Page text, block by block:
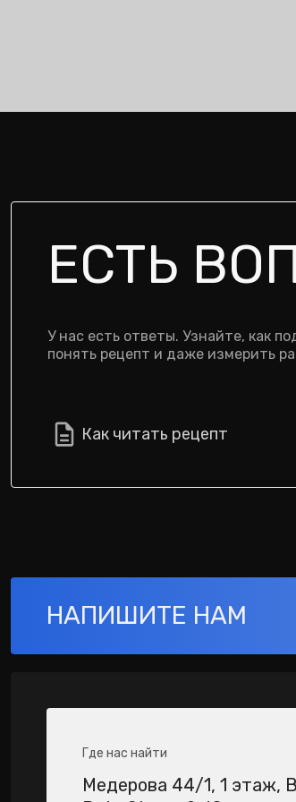
ЕСТЬ
У нас есть ответы. Узнайте, как
понять рецепт и даже измерить
Как читать рецепт
НАПИШИТЕ НАМ
Где нас найти
Медерова 44/1​, 1 этаж,